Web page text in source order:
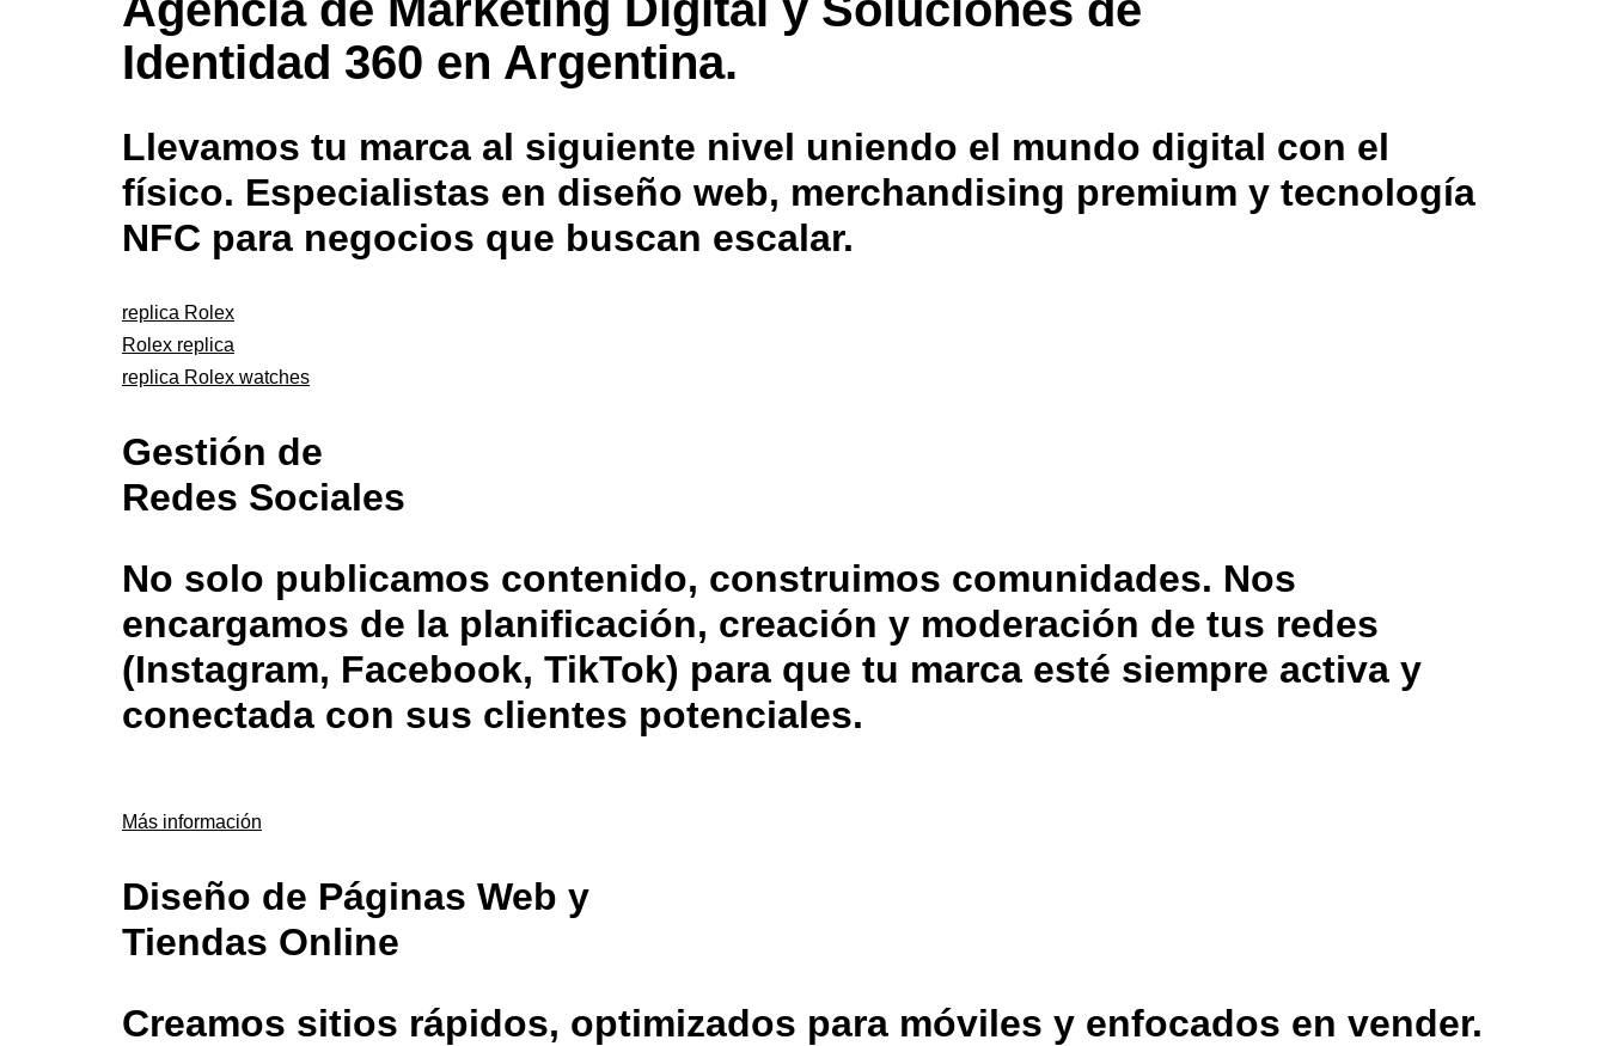
Identidad 360 en Argentina.
Llevamos tu marca al siguiente nivel uniendo el mundo digital con el
físico. Especialistas en diseño web, merchandising premium y tecnología
NFC para negocios que buscan escalar.
replica Rolex
Rolex replica
replica Rolex watches
Gestión de
Redes Sociales
No solo publicamos contenido, construimos comunidades. Nos
encargamos de la planificación, creación y moderación de tus redes
(Instagram, Facebook, TikTok) para que tu marca esté siempre activa y
conectada con sus clientes potenciales.
Más información
Diseño de Páginas Web y
Tiendas Online
Creamos sitios rápidos, optimizados para móviles y enfocados en vender.